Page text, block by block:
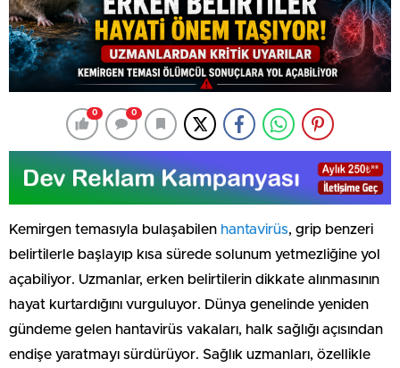
0 0
Kemirgen temasıyla bulaşabilen hantavirüs, grip benzeri
belirtilerle başlayıp kısa sürede solunum yetmezliğine yol
açabiliyor. Uzmanlar, erken belirtilerin dikkate alınmasının
hayat kurtardığını vurguluyor. Dünya genelinde yeniden
gündeme gelen hantavirüs vakaları, halk sağlığı açısından
endişe yaratmayı sürdürüyor. Sağlık uzmanları, özellikle